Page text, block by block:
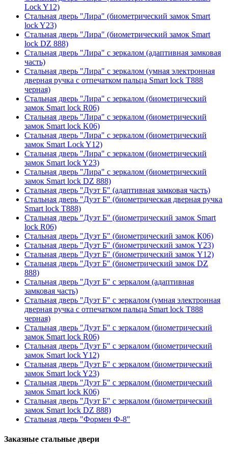
Lock Y12)
Стальная дверь "Лира" (биометрический замок Smart
lock Y23)
Стальная дверь "Лира" (биометрический замок Smart
lock DZ 888)
Стальная дверь "Лира" с зеркалом (адаптивная замковая
часть)
Стальная дверь "Лира" с зеркалом (умная электронная
дверная ручка с отпечатком пальца Smart lock T888
черная)
Стальная дверь "Лира" с зеркалом (биометрический
замок Smart lock R06)
Стальная дверь "Лира" с зеркалом (биометрический
замок Smart lock K06)
Стальная дверь "Лира" с зеркалом (биометрический
замок Smart Lock Y12)
Стальная дверь "Лира" с зеркалом (биометрический
замок Smart lock Y23)
Стальная дверь "Лира" с зеркалом (биометрический
замок Smart lock DZ 888)
Стальная дверь "Дуэт Б" (адаптивная замковая часть)
Стальная дверь "Дуэт Б" (биометрическая дверная ручка
Smart lock T888)
Стальная дверь "Дуэт Б" (биометрический замок Smart
lock R06)
Стальная дверь "Дуэт Б" (биометрический замок К06)
Стальная дверь "Дуэт Б" (биометрический замок Y23)
Стальная дверь "Дуэт Б" (биометрический замок Y12)
Стальная дверь "Дуэт Б" (биометрический замок DZ
888)
Стальная дверь "Дуэт Б" с зеркалом (адаптивная
замковая часть)
Стальная дверь "Дуэт Б" с зеркалом (умная электронная
дверная ручка с отпечатком пальца Smart lock T888
черная)
Стальная дверь "Дуэт Б" с зеркалом (биометрический
замок Smart lock R06)
Стальная дверь "Дуэт Б" с зеркалом (биометрический
замок Smart lock Y12)
Стальная дверь "Дуэт Б" с зеркалом (биометрический
замок Smart lock Y23)
Стальная дверь "Дуэт Б" с зеркалом (биометрический
замок Smart lock К06)
Стальная дверь "Дуэт Б" с зеркалом (биометрический
замок Smart lock DZ 888)
Стальная дверь "Формен Ф-8"
Заказные стальные двери